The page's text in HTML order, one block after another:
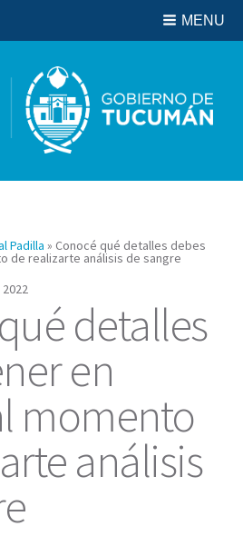
Biblioteca
MENU
Padilla » Conocé qué detalles debes
de realizarte análisis de sangre
detalles
en
momento
análisis